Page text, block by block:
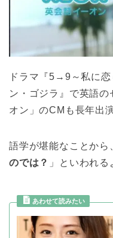
ドラマ『5→9～私に
ン・ゴジラ』で英語
オン」のCMも長年出
語学が堪能なことから
のでは？ 」といわれる